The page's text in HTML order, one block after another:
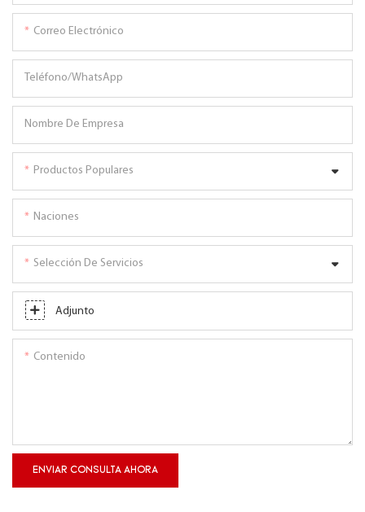
Correo Electrónico
Teléfono/WhatsApp
Nombre De Empresa
Productos Populares
Naciones
Selección De Servicios
Adjunto
Contenido
ENVIAR CONSULTA AHORA